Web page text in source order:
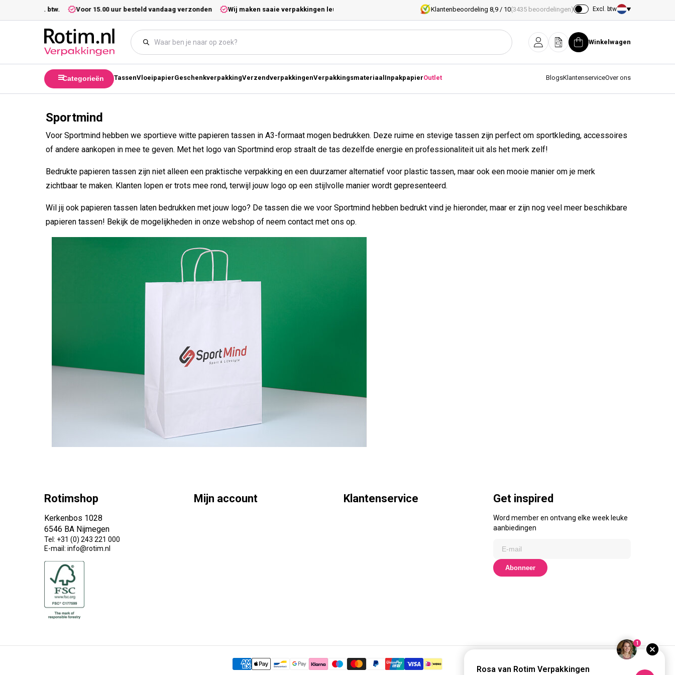
Meteen naar de content
excl. btw. Voor 15.00 uur besteld vandaag verzonden Wij maken saaie verpakkingen leuk! Klantenbeoordeling 8,9 / 10(3435 beoordelingen) Excl. btw
Land/regio
InloggenOfferteWinkelwagen
Winkelwagen
Categorieën TassenVloeipapierGeschenkverpakkingVerzendverpakkingenVerpakkingsmateriaal InpakpapierOutlet BlogsKlantenserviceOver ons
Sportmind
Voor Sportmind hebben we sportieve witte papieren tassen in A3-formaat mogen bedrukken. Deze ruime en stevige tassen zijn perfect om sportkleding, accessoires
of andere aankopen in mee te geven. Met het logo van Sportmind erop straalt de tas dezelfde energie en professionaliteit uit als het merk zelf!
Bedrukte papieren tassen zijn niet alleen een praktische verpakking en een duurzamer alternatief voor plastic tassen, maar ook een mooie manier om je merk
zichtbaar te maken. Klanten lopen er trots mee rond, terwijl jouw logo op een stijlvolle manier wordt gepresenteerd.
Wil jij ook papieren tassen laten bedrukken met jouw logo? De tassen die we voor Sportmind hebben bedrukt vind je hieronder, maar er zijn nog veel meer beschikbare
papieren tassen! Bekijk de mogelijkheden in onze webshop of neem contact met ons op.
Rotimshop
Kerkenbos 1028
6546 BA Nijmegen
Tel: +31 (0) 243 221 000
E-mail: info@rotim.nl
Mijn account Klantenservice Get inspired
Word member en ontvang elke week leuke
aanbiedingen
Abonneer
1
Rosa van Rotim Verpakkingen